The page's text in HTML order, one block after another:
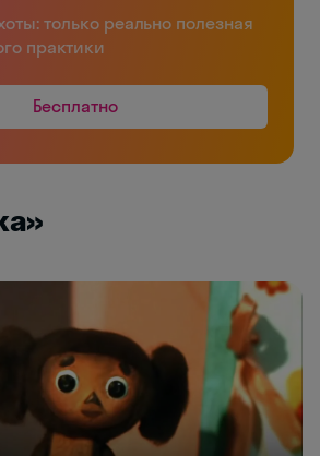
только реально полезная
практики
Бесплатно